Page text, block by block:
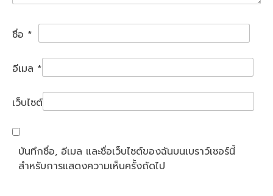
ชื่อ *
อีเมล *
เว็บไซต์
บันทึกชื่อ, อีเมล และชื่อเว็บไซต์ของฉันบนเบราว์เซอร์นี้
สำหรับการแสดงความเห็นครั้งถัดไป